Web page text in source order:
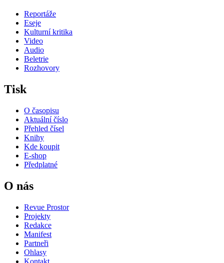
Reportáže
Eseje
Kulturní kritika
Video
Audio
Beletrie
Rozhovory
Tisk
O časopisu
Aktuální číslo
Přehled čísel
Knihy
Kde koupit
E-shop
Předplatné
O nás
Revue Prostor
Projekty
Redakce
Manifest
Partneři
Ohlasy
Kontakt